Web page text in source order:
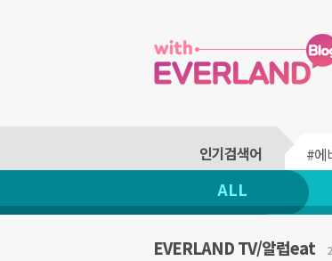
#에
ALL
EVERLAND TV/알럽eat